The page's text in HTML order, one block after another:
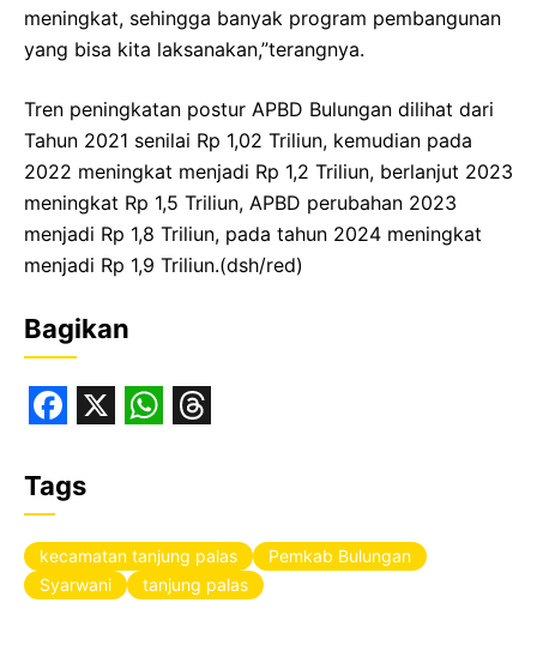
meningkat, sehingga banyak program pembangunan
yang bisa kita laksanakan,”terangnya.
Tren peningkatan postur APBD Bulungan dilihat dari
Tahun 2021 senilai Rp 1,02 Triliun, kemudian pada
2022 meningkat menjadi Rp 1,2 Triliun, berlanjut 2023
meningkat Rp 1,5 Triliun, APBD perubahan 2023
menjadi Rp 1,8 Triliun, pada tahun 2024 meningkat
menjadi Rp 1,9 Triliun.(dsh/red)
Bagikan
a
c
e
b
t
s
e
a
Tags
kecamatan tanjung palas
Pemkab Bulungan
Syarwani
tanjung palas